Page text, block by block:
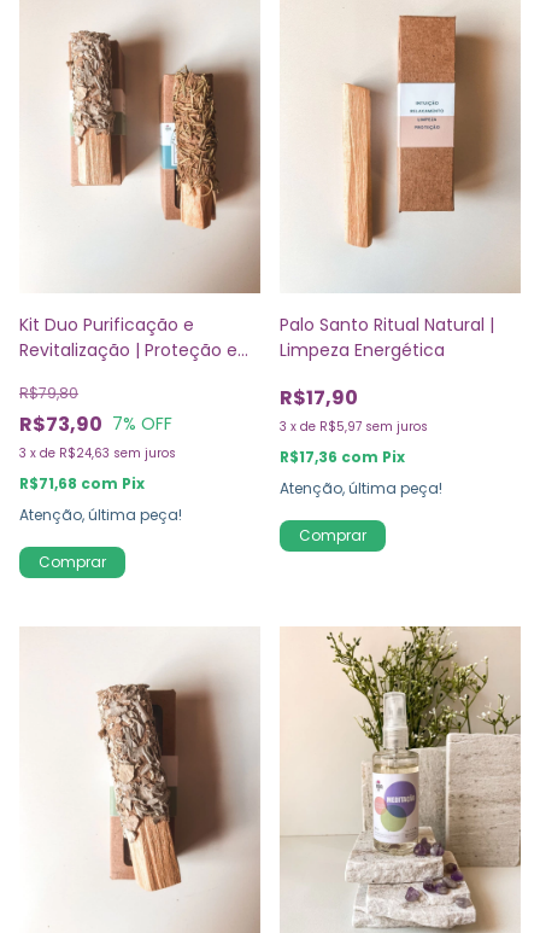
Kit Duo Purificação e
Revitalização | Proteção e
R$73,90
R$79,80
7% OFF
3 x de R$24,63 sem juros
R$71,68 com Pix
Atenção, última peça!
Palo Santo Ritual Natural |
Limpeza Energética
R$17,90
3 x de R$5,97 sem juros
R$17,36 com Pix
Atenção, última peça!